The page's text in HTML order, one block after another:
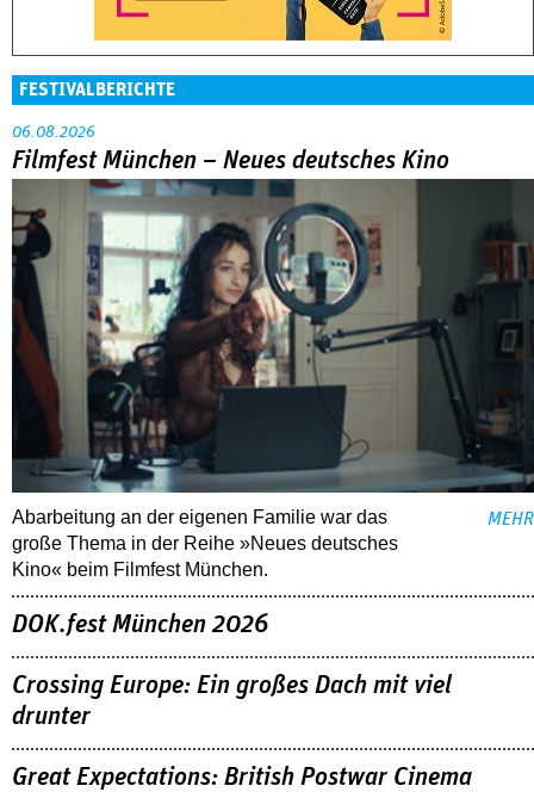
FESTIVALBERICHTE
06.08.2026
Filmfest München – Neues deutsches Kino
Abarbeitung an der eigenen Familie war das
große Thema in der Reihe »Neues deutsches
Kino« beim Filmfest München.
MEHR
DOK.fest München 2026
Crossing Europe: Ein großes Dach mit viel
drunter
Great Expectations: British Postwar Cinema